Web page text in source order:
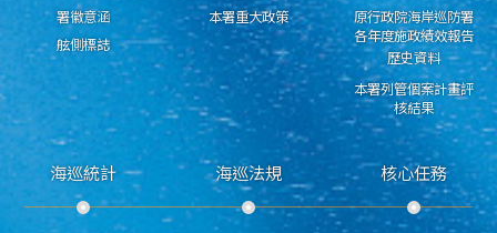
署徽意涵
舷側標誌
本署重大政策
原行政院海岸巡防署
各年度施政績效報告
歷史資料
本署列管個案計畫評
核結果
海巡統計 海巡法規 核心任務